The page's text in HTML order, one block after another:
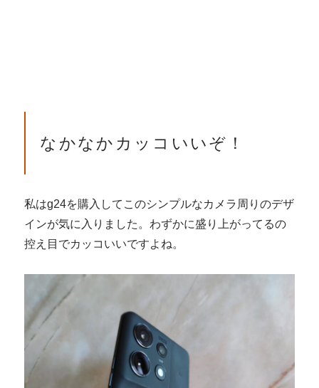
なかなかカッコいいぞ！
私はg24を購入してこのシンプルなカメラ周りのデザ
インが気に入りました。わずかに盛り上がってるの
控え目でカッコいいですよね。